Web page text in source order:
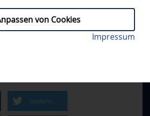
der Puck im Augsburger Kasten
// FREITAG, 13.03.2026
twittern
von Cookies
Impressum